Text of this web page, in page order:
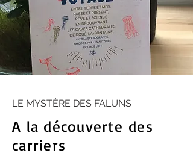
LE MYSTÈRE DES FALUNS
A la découverte des
carriers